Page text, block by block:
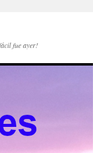
fue ayer!